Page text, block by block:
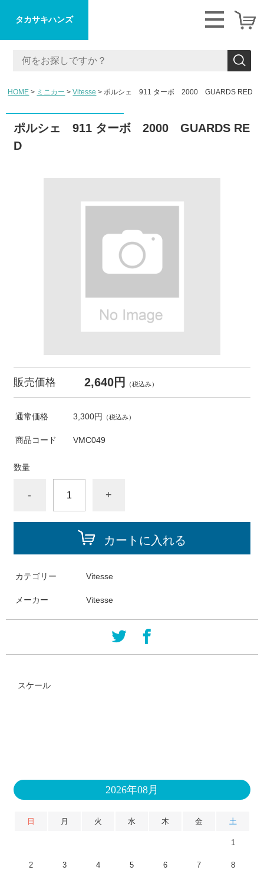
タカサキハンズ
HOME ミニカー Vitesse ポルシェ 911 ターボ 2000 GUARDS RED
ポルシェ 911 ターボ 2000 GUARDS RE
D
販売価格 2,640円 （税込み）
通常価格 3,300円 （税込み）
商品コード VMC049
数量
- +
カートに入れる
カテゴリー Vitesse
メーカー Vitesse
スケール
2026年08月
日 月 火 水 木 金 土
1
2 3 4 5 6 7 8